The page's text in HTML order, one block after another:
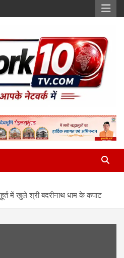
में खुले श्री बदरीनाथ धाम के कपाट